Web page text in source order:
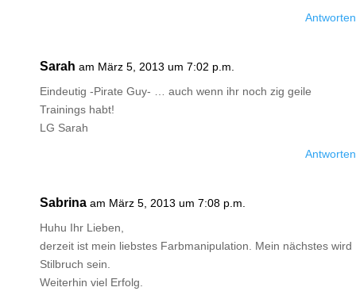
Antworten
Sarah am März 5, 2013 um 7:02 p.m.
Eindeutig -Pirate Guy- … auch wenn ihr noch zig geile
Trainings habt!
LG Sarah
Antworten
Sabrina am März 5, 2013 um 7:08 p.m.
Huhu Ihr Lieben,
derzeit ist mein liebstes Farbmanipulation. Mein nächstes wird
Stilbruch sein.
Weiterhin viel Erfolg.